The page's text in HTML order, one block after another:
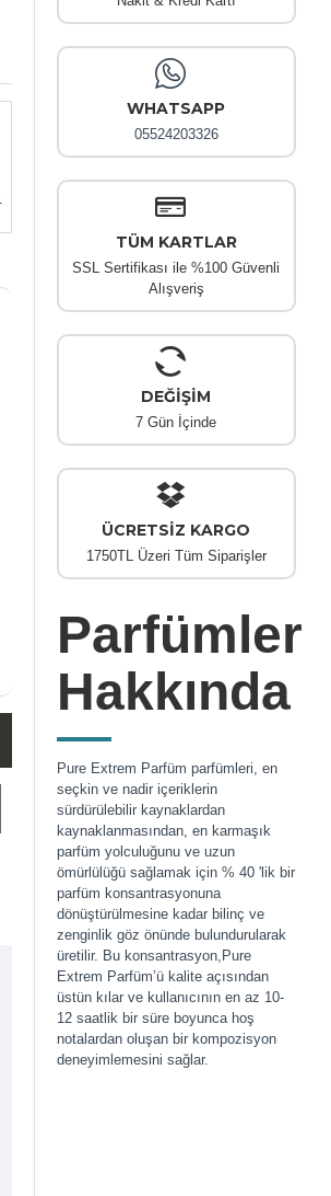
WHATSAPP
05524203326
TÜM KARTLAR
SSL Sertifikası ile %100 Güvenli
Alışveriş
DEĞİŞİM
7 Gün İçinde
ÜCRETSİZ KARGO
1750TL Üzeri Tüm Siparişler
Parfümler
Hakkında
Pure Extrem Parfüm parfümleri, en
seçkin ve nadir içeriklerin
sürdürülebilir kaynaklardan
kaynaklanmasından, en karmaşık
parfüm yolculuğunu ve uzun
ömürlülüğü sağlamak için % 40 'lik bir
parfüm konsantrasyonuna
dönüştürülmesine kadar bilinç ve
zenginlik göz önünde bulundurularak
üretilir. Bu konsantrasyon,Pure
Extrem Parfüm’ü kalite açısından
üstün kılar ve kullanıcının en az 10-
12 saatlik bir süre boyunca hoş
notalardan oluşan bir kompozisyon
deneyimlemesini sağlar.